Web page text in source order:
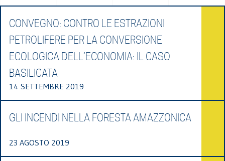
CONVEGNO: CONTRO LE ESTRAZIONI
PETROLIFERE PER LA CONVERSIONE
ECOLOGICA DELL’ECONOMIA: IL CASO
BASILICATA
14 SETTEMBRE 2019
GLI INCENDI NELLA FORESTA AMAZZONICA
23 AGOSTO 2019